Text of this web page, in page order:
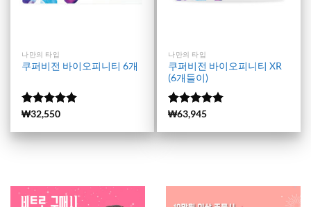
나만의 타입
쿠퍼비전 바이오피니티 6개
5 중에서
(13965)
₩32,550
나만의 타입
쿠퍼비전 바이오피니티 XR
(6개들이)
5 중에서
(23)
₩63,945